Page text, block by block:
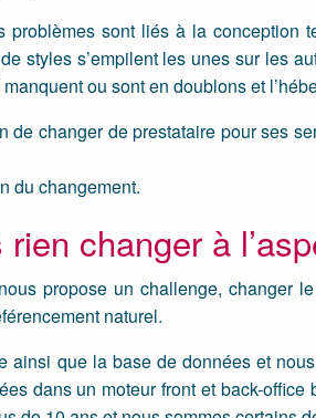
problèmes sont liés à la conception
styles s’empilent les unes sur les
ou sont en doublons et
de changer de prestataire pour ses
du changement.
changer à
propose un challenge, changer
naturel.
ainsi que la base de données et
dans un moteur front et back-office